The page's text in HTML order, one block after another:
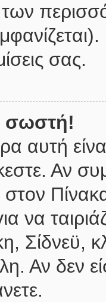
σας.
σωστή!
αυτή
Αν
στον
να
Σίδνεϋ,
Αν δεν